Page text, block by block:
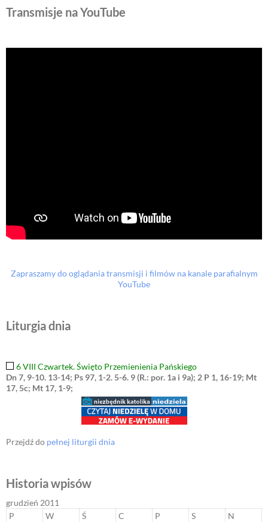
Transmisje na YouTube
Zapraszamy do oglądania transmisji i filmów na kanale parafialnym
YouTube
Liturgia dnia
6 VIII Czwartek. Święto Przemienienia Pańskiego
Dn 7, 9-10. 13-14; Ps 97, 1-2. 5-6. 9 (R.: por. 1a i 9a); 2 P 1, 16-19; Mt
17, 5c; Mt 17, 1-9;
Przejdź do pełnej liturgii dnia
Historia wpisów
grudzień 2011
P
W Ś C P S
N